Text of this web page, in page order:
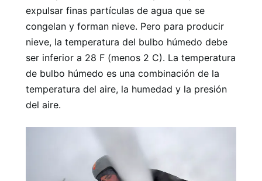
expulsar finas partículas de agua que se
congelan y forman nieve. Pero para producir
nieve, la temperatura del bulbo húmedo debe
ser inferior a 28 F (menos 2 C). La temperatura
de bulbo húmedo es una combinación de la
temperatura del aire, la humedad y la presión
del aire.